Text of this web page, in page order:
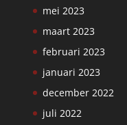
mei 2023
maart 2023
februari 2023
januari 2023
december 2022
juli 2022